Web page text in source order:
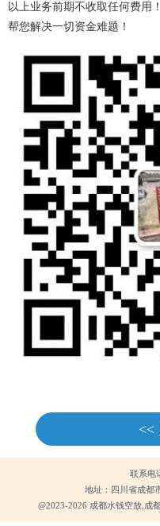
以上业务前期不收取任何费用！
帮您解决一切资金难题！
<<
联系电
地址：四川省成都
@2023-2026 成都水钱空放,成